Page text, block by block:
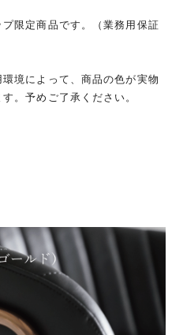
限定商品です。（業務用保証
境によって、商品の色が実物
。予めご了承ください。